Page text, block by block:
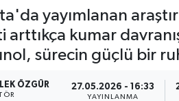
yayımlanan
arttıkça kumar
sürecin güçlü bir
ÖZGÜR 27.05.2026 - 16:33
YAYINLANMA